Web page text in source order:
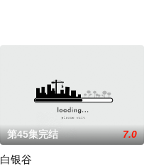
第45集完结 7.0
白银谷